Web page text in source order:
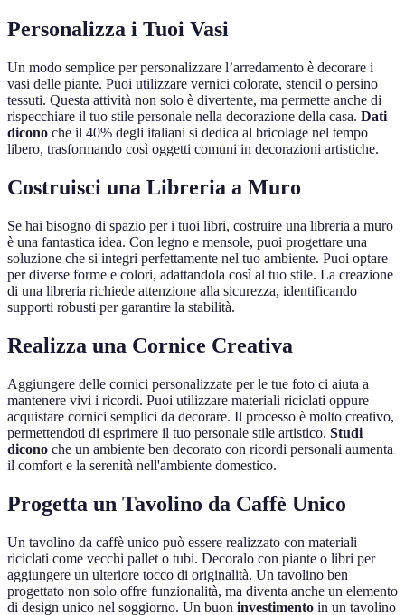
Personalizza i Tuoi Vasi
Un modo semplice per personalizzare l’arredamento è decorare i
vasi delle piante. Puoi utilizzare vernici colorate, stencil o persino
tessuti. Questa attività non solo è divertente, ma permette anche di
rispecchiare il tuo stile personale nella decorazione della casa. Dati
dicono che il 40% degli italiani si dedica al bricolage nel tempo
libero, trasformando così oggetti comuni in decorazioni artistiche.
Costruisci una Libreria a Muro
Se hai bisogno di spazio per i tuoi libri, costruire una libreria a muro
è una fantastica idea. Con legno e mensole, puoi progettare una
soluzione che si integri perfettamente nel tuo ambiente. Puoi optare
per diverse forme e colori, adattandola così al tuo stile. La creazione
di una libreria richiede attenzione alla sicurezza, identificando
supporti robusti per garantire la stabilità.
Realizza una Cornice Creativa
Aggiungere delle cornici personalizzate per le tue foto ci aiuta a
mantenere vivi i ricordi. Puoi utilizzare materiali riciclati oppure
acquistare cornici semplici da decorare. Il processo è molto creativo,
permettendoti di esprimere il tuo personale stile artistico. Studi
dicono che un ambiente ben decorato con ricordi personali aumenta
il comfort e la serenità nell'ambiente domestico.
Progetta un Tavolino da Caffè Unico
Un tavolino da caffè unico può essere realizzato con materiali
riciclati come vecchi pallet o tubi. Decoralo con piante o libri per
aggiungere un ulteriore tocco di originalità. Un tavolino ben
progettato non solo offre funzionalità, ma diventa anche un elemento
di design unico nel soggiorno. Un buon investimento in un tavolino